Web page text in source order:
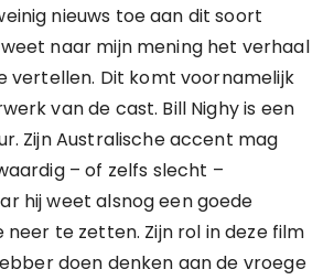
nieuws toe aan dit soort
naar mijn mening het verhaal
vertellen. Dit komt voornamelijk
van de cast. Bill Nighy is een
Zijn Australische accent mag
– of zelfs slecht –
hij weet alsnog een goede
te zetten. Zijn rol in deze film
doen denken aan de vroege